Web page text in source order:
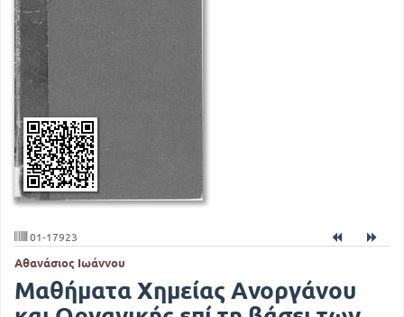
01-17923
Αθανάσιος Ιωάννου
Μαθήματα Χημείας Ανοργάνου